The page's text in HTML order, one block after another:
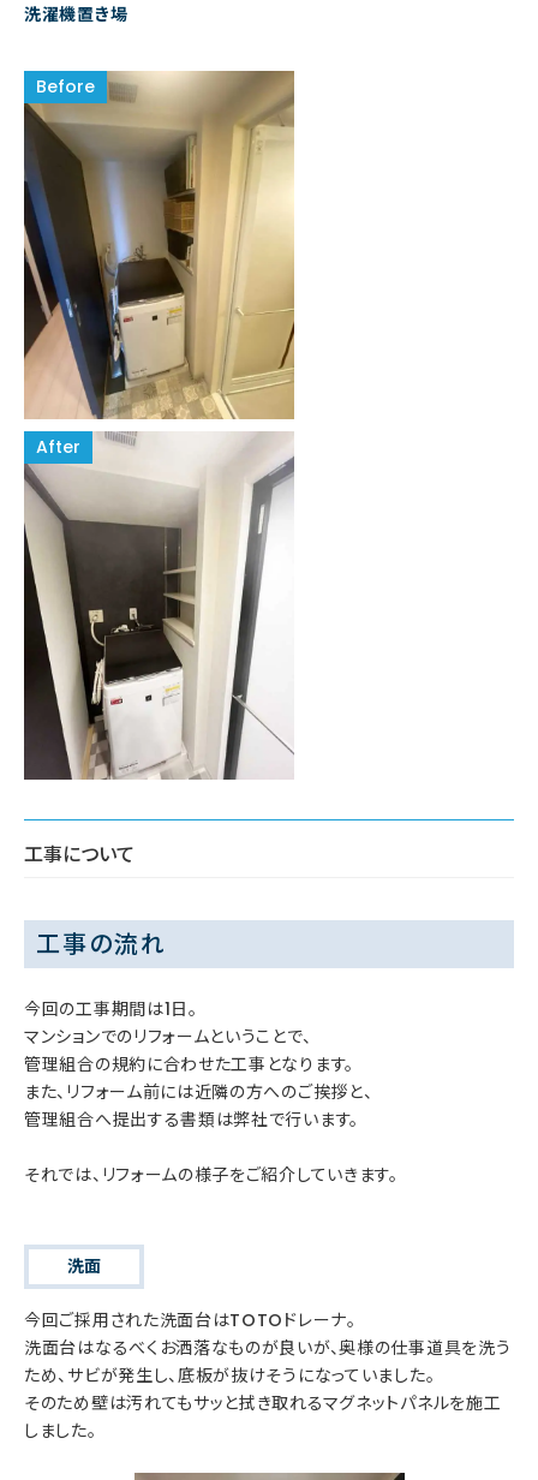
洗濯機置き場
工事について
工事の流れ
今回の工事期間は1日。
マンションでのリフォームということで、
管理組合の規約に合わせた工事となります。
また、リフォーム前には近隣の方へのご挨拶と、
管理組合へ提出する書類は弊社で行います。
それでは、リフォームの様子をご紹介していきます。
洗面
今回ご採用された洗面台はTOTOドレーナ。
洗面台はなるべくお洒落なものが良いが、奥様の仕事道具を洗う
ため、サビが発生し、底板が抜けそうになっていました。
そのため壁は汚れてもサッと拭き取れるマグネットパネルを施工
しました。